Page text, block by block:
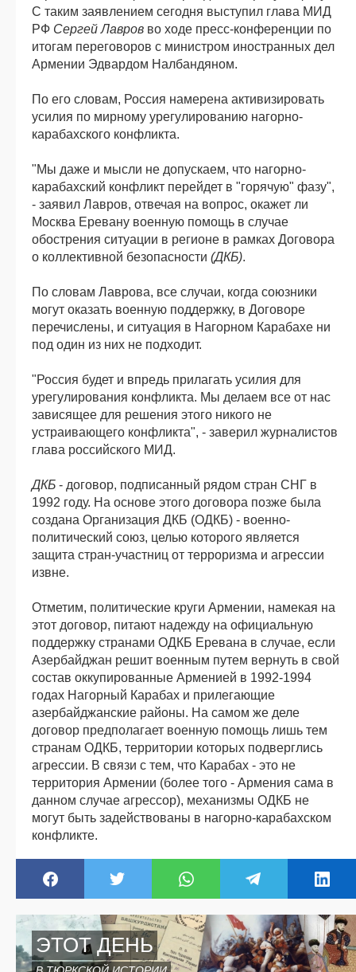
С таким заявлением сегодня выступил глава МИД
РФ Сергей Лавров во ходе пресс-конференции по
итогам переговоров с министром иностранных дел
Армении Эдвардом Налбандяном.
По его словам, Россия намерена активизировать
усилия по мирному урегулированию нагорно-
карабахского конфликта.
"Мы даже и мысли не допускаем, что нагорно-
карабахский конфликт перейдет в "горячую" фазу",
- заявил Лавров, отвечая на вопрос, окажет ли
Москва Еревану военную помощь в случае
обострения ситуации в регионе в рамках Договора
о коллективной безопасности (ДКБ).
По словам Лаврова, все случаи, когда союзники
могут оказать военную поддержку, в Договоре
перечислены, и ситуация в Нагорном Карабахе ни
под один из них не подходит.
"Россия будет и впредь прилагать усилия для
урегулирования конфликта. Мы делаем все от нас
зависящее для решения этого никого не
устраивающего конфликта", - заверил журналистов
глава российского МИД.
ДКБ - договор, подписанный рядом стран СНГ в
1992 году. На основе этого договора позже была
создана Организация ДКБ (ОДКБ) - военно-
политический союз, целью которого является
защита стран-участниц от терроризма и агрессии
извне.
Отметим, политические круги Армении, намекая на
этот договор, питают надежду на официальную
поддержку странами ОДКБ Еревана в случае, если
Азербайджан решит военным путем вернуть в свой
состав оккупированные Арменией в 1992-1994
годах Нагорный Карабах и прилегающие
азербайджанские районы. На самом же деле
договор предполагает военную помощь лишь тем
странам ОДКБ, территории которых подверглись
агрессии. В связи с тем, что Карабах - это не
территория Армении (более того - Армения сама в
данном случае агрессор), механизмы ОДКБ не
могут быть задействованы в нагорно-карабахском
конфликте.
ЭТОТ ДЕНЬ